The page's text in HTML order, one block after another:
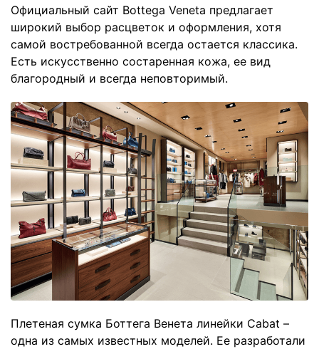
Официальный сайт Bottega Veneta предлагает
широкий выбор расцветок и оформления, хотя
самой востребованной всегда остается классика.
Есть искусственно состаренная кожа, ее вид
благородный и всегда неповторимый.
Плетеная сумка Боттега Венета линейки Cabat –
одна из самых известных моделей. Ее разработали